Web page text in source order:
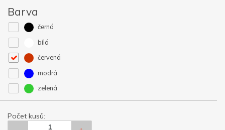
Barva
černá
bílá
červená
modrá
zelená
Počet kusů: